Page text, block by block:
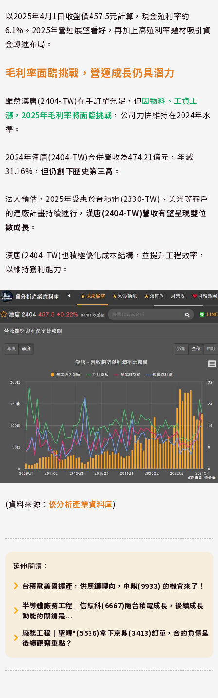
以2025年4月1日收盤價457.5元計算，現金殖利率約
6.1%。2025年營運展望看好，再加上高殖利率題材吸引資
金轉進布局。
毛利率面臨挑戰，營運成長仍具潛力
雖然漢唐(2404-TW)在手訂單充足，但因物料、工資上
漲，2025年毛利率將面臨挑戰 ，公司力拚維持在2024年水
準。
2024年漢唐(2404-TW)合併營收為474.21億元，年減
31.16%，但仍創下歷史第三高 。
法人預估，2025年受惠於台積電(2330-TW)、美光等客戶
的建廠計畫持續進行， 漢唐(2404-TW)營收有望呈現雙位
數成長 。
漢唐(2404-TW)也積極優化成本結構，並提升工程效率，
以維持獲利能力。
(資料來源： 優分析產業資料庫)
延伸閱讀：
台積電美國擴產，供應鏈轉向，中鼎(9933) 的機會來了！
半導體廠務工程｜信紘科(6667)隨台積電成長，後續成長
動能的關鍵是...
廠務工程｜聖暉*(5536)拿下京鼎(3413)訂單，合約負債呈
後續觀察重點？